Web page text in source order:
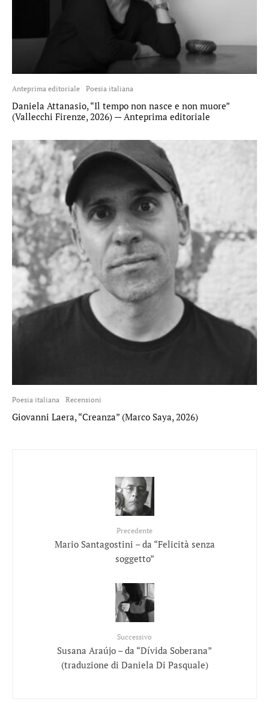
Anteprima editoriale Poesia italiana
Daniela Attanasio, “Il tempo non nasce e non muore”
(Vallecchi Firenze, 2026) — Anteprima editoriale
Poesia italiana Recensioni
Giovanni Laera, “Creanza” (Marco Saya, 2026)
Precedente
Mario Santagostini – da “Felicità senza
soggetto”
Successivo
Susana Araújo – da “Dívida Soberana”
(traduzione di Daniela Di Pasquale)